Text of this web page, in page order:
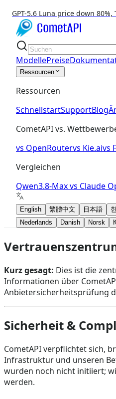
GPT-5.6 Luna price down
ModellePreise
Ressourcen
Ressourcen
SchnellstartSupportBlog
CometAPI vs.
vs OpenRoutervs Kie.aivs
Vergleichen
Qwen3.8-Maxvs Claude
English 繁體中文 日本語
Nederlands
Danish Norsk
Kurz gesagt: Dies ist die
Informationen über
Anbietersicherheitsprüfung
Sicherheit &
CometAPI verpflichtet sich,
Infrastruktur und unseren
wurden noch nicht initiiert;
werden.